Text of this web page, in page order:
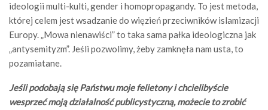
ideologii multi-kulti, gender i homopropagandy. To jest metoda,
której celem jest wsadzanie do więzień przeciwników islamizacji
Europy. „Mowa nienawiści” to taka sama pałka ideologiczna jak
„antysemityzm”. Jeśli pozwolimy, żeby zamknęła nam usta, to
pozamiatane.
Jeśli podobają się Państwu moje felietony i chcielibyście
wesprzeć moją działalność publicystyczną, możecie to zrobić